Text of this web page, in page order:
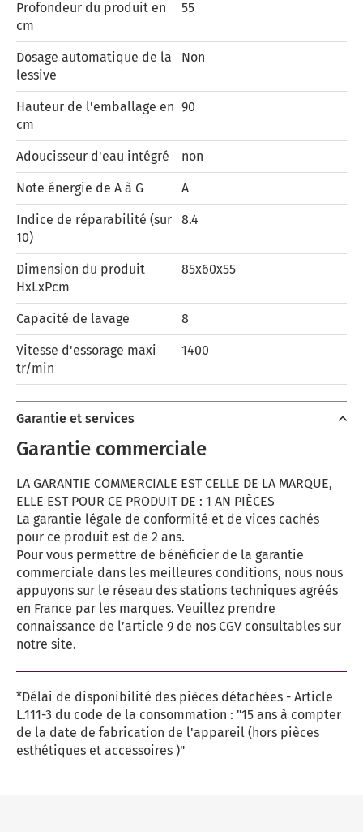
Profondeur du produit en
cm
55
Dosage automatique de la
lessive
Non
Hauteur de l'emballage en
cm
90
Adoucisseur d'eau intégré non
Note énergie de A à G A
Indice de réparabilité (sur
10)
8.4
Dimension du produit
HxLxPcm
85x60x55
Capacité de lavage 8
Vitesse d'essorage maxi
tr/min
1400
Garantie et services
Garantie commerciale
LA GARANTIE COMMERCIALE EST CELLE DE LA MARQUE,
ELLE EST POUR CE PRODUIT DE : 1 AN PIÈCES
La garantie légale de conformité et de vices cachés
pour ce produit est de 2 ans.
Pour vous permettre de bénéficier de la garantie
commerciale dans les meilleures conditions, nous nous
appuyons sur le réseau des stations techniques agréés
en France par les marques. Veuillez prendre
connaissance de l’article 9 de nos CGV consultables sur
notre site.
*Délai de disponibilité des pièces détachées - Article
L.111-3 du code de la consommation : "15 ans à compter
de la date de fabrication de l'appareil (hors pièces
esthétiques et accessoires )"